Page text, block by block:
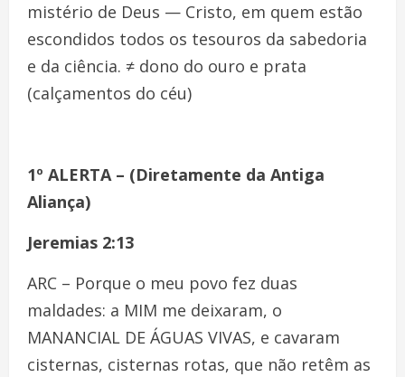
mistério de Deus — Cristo, em quem estão
escondidos todos os tesouros da sabedoria
e da ciência. ≠ dono do ouro e prata
(calçamentos do céu)
1º ALERTA – (Diretamente da Antiga
Aliança)
Jeremias 2:13
ARC – Porque o meu povo fez duas
maldades: a MIM me deixaram, o
MANANCIAL DE ÁGUAS VIVAS, e cavaram
cisternas, cisternas rotas, que não retêm as